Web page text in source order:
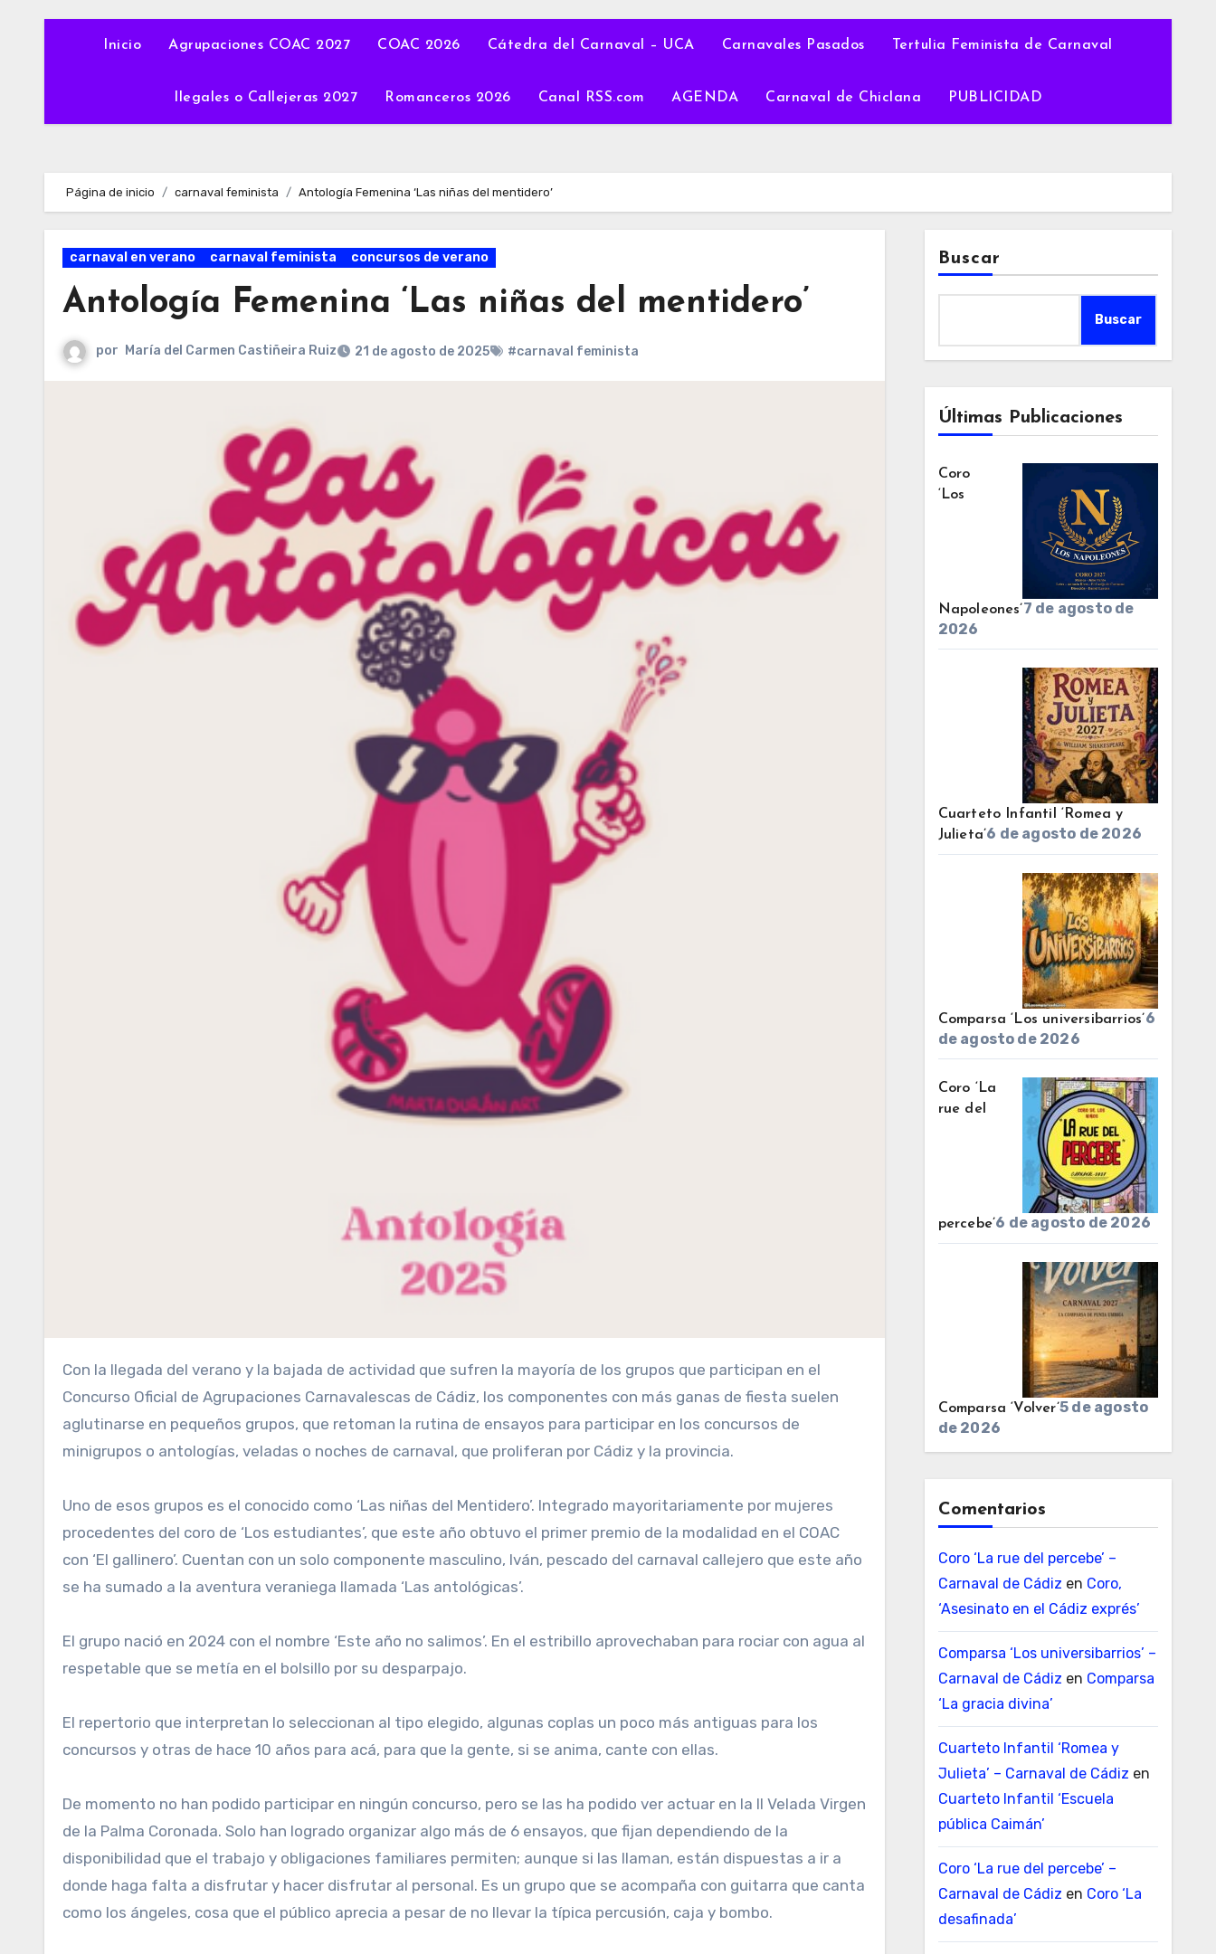
Inicio Agrupaciones COAC 2027 COAC 2026 Cátedra del Carnaval – UCA Carnavales Pasados Tertulia Feminista de Carnaval
Ilegales o Callejeras 2027 Romanceros 2026 Canal RSS.com AGENDA Carnaval de Chiclana PUBLICIDAD
Página de inicio carnaval feminista Antología Femenina ‘Las niñas del mentidero’
carnaval en verano carnaval feminista concursos de verano
Antología Femenina ‘Las niñas del mentidero’
por María del Carmen Castiñeira Ruiz 21 de agosto de 2025 #carnaval feminista
Con la llegada del verano y la bajada de actividad que sufren la mayoría de los grupos que participan en el
Concurso Oficial de Agrupaciones Carnavalescas de Cádiz, los componentes con más ganas de fiesta suelen
aglutinarse en pequeños grupos, que retoman la rutina de ensayos para participar en los concursos de
minigrupos o antologías, veladas o noches de carnaval, que proliferan por Cádiz y la provincia.
Uno de esos grupos es el conocido como ‘Las niñas del Mentidero’. Integrado mayoritariamente por mujeres
procedentes del coro de ‘Los estudiantes’, que este año obtuvo el primer premio de la modalidad en el COAC
con ‘El gallinero’. Cuentan con un solo componente masculino, Iván, pescado del carnaval callejero que este año
se ha sumado a la aventura veraniega llamada ‘Las antológicas’.
El grupo nació en 2024 con el nombre ‘Este año no salimos’. En el estribillo aprovechaban para rociar con agua al
respetable que se metía en el bolsillo por su desparpajo.
El repertorio que interpretan lo seleccionan al tipo elegido, algunas coplas un poco más antiguas para los
concursos y otras de hace 10 años para acá, para que la gente, si se anima, cante con ellas.
De momento no han podido participar en ningún concurso, pero se las ha podido ver actuar en la II Velada Virgen
de la Palma Coronada. Solo han logrado organizar algo más de 6 ensayos, que fijan dependiendo de la
disponibilidad que el trabajo y obligaciones familiares permiten; aunque si las llaman, están dispuestas a ir a
donde haga falta a disfrutar y hacer disfrutar al personal. Es un grupo que se acompaña con guitarra que canta
como los ángeles, cosa que el público aprecia a pesar de no llevar la típica percusión, caja y bombo.
Buscar
Buscar
Últimas Publicaciones
Coro
‘Los
Napoleones’7 de agosto de
2026
Cuarteto Infantil ‘Romea y
Julieta’6 de agosto de 2026
Comparsa ‘Los universibarrios’6
de agosto de 2026
Coro ‘La
rue del
percebe’6 de agosto de 2026
Comparsa ‘Volver’5 de agosto
de 2026
Comentarios
Coro ‘La rue del percebe’ –
Carnaval de Cádiz en Coro,
‘Asesinato en el Cádiz exprés’
Comparsa ‘Los universibarrios’ –
Carnaval de Cádiz en Comparsa
‘La gracia divina’
Cuarteto Infantil ‘Romea y
Julieta’ – Carnaval de Cádiz en
Cuarteto Infantil ‘Escuela
pública Caimán’
Coro ‘La rue del percebe’ –
Carnaval de Cádiz en Coro ‘La
desafinada’